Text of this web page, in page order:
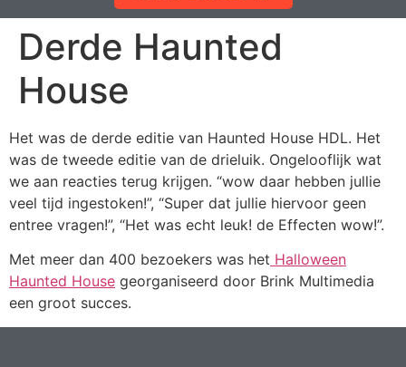
Derde Haunted
House
Het was de derde editie van Haunted House HDL. Het
was de tweede editie van de drieluik. Ongelooflijk wat
we aan reacties terug krijgen. “wow daar hebben jullie
veel tijd ingestoken!”, “Super dat jullie hiervoor geen
entree vragen!”, “Het was echt leuk! de Effecten wow!”.
Met meer dan 400 bezoekers was het Halloween
Haunted House georganiseerd door Brink Multimedia
een groot succes.